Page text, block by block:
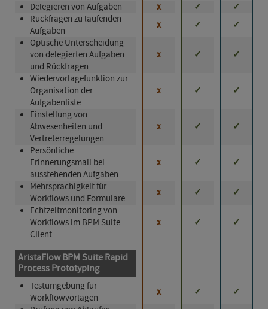
Delegieren von Aufgaben x ✓
✓
Rückfragen zu laufenden
Aufgaben
x ✓
✓
Optische Unterscheidung
von delegierten Aufgaben
und Rückfragen
x ✓
✓
Wieder­vor­lage­funkt­ion zur
Organisation der
Aufgabenliste
x ✓
✓
Einstellung von
Abwesenheiten und
Vertreterregelungen
x ✓
✓
Persönliche
Erinnerungsmail bei
ausstehenden Aufgaben
x ✓
✓
Mehrsprachigkeit für
Workflows und Formulare
x ✓
✓
Echtzeitmonitoring von
Workflows im BPM Suite
Client
x ✓ ✓
AristaFlow BPM Suite Rapid
Process Prototyping
Testumgebung für
Workflowvorlagen
x ✓
✓